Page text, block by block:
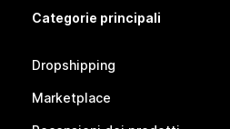
Categorie principali
Dropshipping
Marketplace